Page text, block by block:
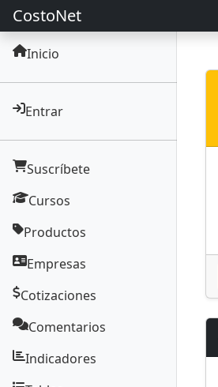
CostoNet
Inicio
Entrar
Suscríbete
Cursos
Productos
Empresas
Cotizaciones
Comentarios
Indicadores